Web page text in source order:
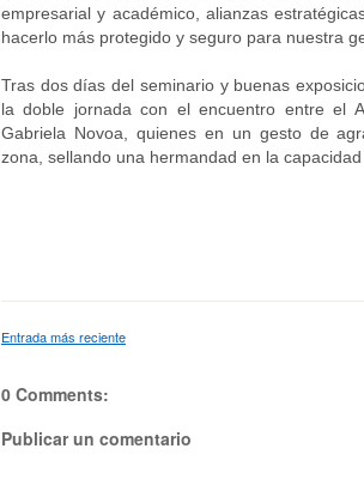
empresarial y académico, alianzas
hacerlo más protegido y seguro para nuestra
Tras dos días del seminario y buenas
la doble jornada con el encuentro entre el
Gabriela Novoa, quienes en un gesto de
zona, sellando una hermandad en la
Entrada más reciente
0 Comments:
Publicar un comentario